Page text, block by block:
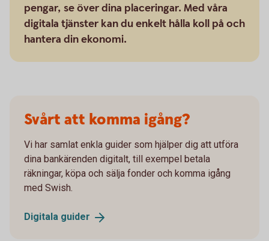
pengar, se över dina placeringar. Med våra
digitala tjänster kan du enkelt hålla koll på och
hantera din ekonomi.
Svårt att komma igång?
Vi har samlat enkla guider som hjälper dig att utföra
dina bankärenden digitalt, till exempel betala
räkningar, köpa och sälja fonder och komma igång
med Swish.
Digitala guider